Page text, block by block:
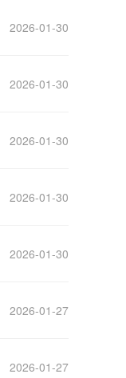
2026-01-30
2026-01-30
2026-01-30
2026-01-30
2026-01-30
2026-01-27
2026-01-27